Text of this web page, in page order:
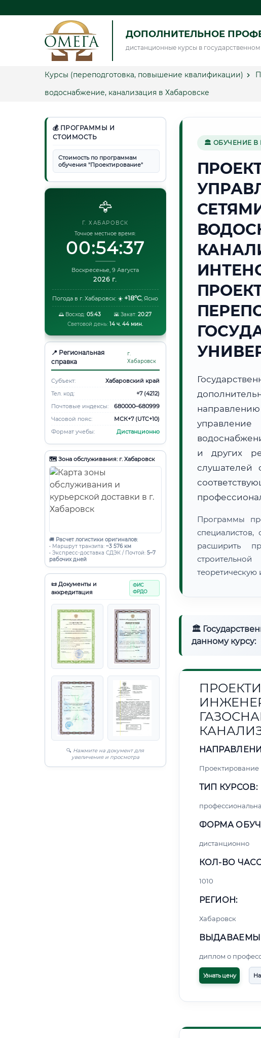
ДОПОЛНИТЕЛЬНОЕ
дистанционные курсы в государственном
Курсы (переподготовка, повышение квалификации)
водоснабжение, канализация в Хабаровске
💰 ПРОГРАММЫ И
СТОИМОСТЬ
Стоимость по программам
обучения "Проектирование"
🦅
Г. ХАБАРОВСК
Точное местное время:
00:54:38
Воскресенье, 9 Августа
2026 г.
Погода в г. Хабаровск: ☀️ +18°C, Ясно
🌅 Восход: 05:43 🌇 Закат:20:27
Световой день: 14 ч. 44 мин.
📍 Региональная
справка
г.
Хабаровск
Субъект:
Хабаровский край
Тел. код:
+7 (4212)
Почтовые индексы:
680000–680999
Часовой пояс:
МСК+7 (UTC+10)
Формат учебы:
Дистанционно
🗺️ Зона обслуживания: г. Хабаровск
🚚 Расчет логистики оригиналов:
• Маршрут транзита: ~3 576 км
• Экспресс-доставка СДЭК / Почтой: 5–7
рабочих дней
📜 Документы и
аккредитация
ФИС
ФРДО
🔍 Нажмите на документ для
увеличения и просмотра
🏛 ОБУЧЕНИЕ В
и других
слушателей
Программы
специалистов,
расширить
теоретическую
🏛
данному курсу:
Проектирование
ТИП КУРСОВ:
ФОРМА
дистанционно
КОЛ-ВО
1010
РЕГИОН:
Хабаровск
диплом о
Узнать цену